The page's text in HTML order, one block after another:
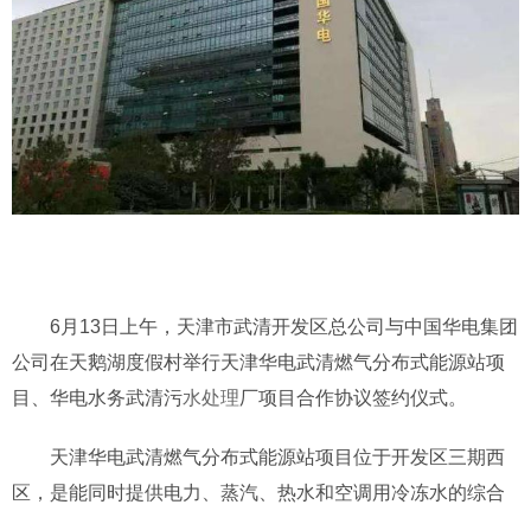
6月13日上午，天津市武清开发区总公司与中国华电集团
公司在天鹅湖度假村举行天津华电武清燃气分布式能源站项
目、华电水务武清污水处理厂项目合作协议签约仪式。
天津华电武清燃气分布式能源站项目位于开发区三期西
区，是能同时提供电力、蒸汽、热水和空调用冷冻水的综合